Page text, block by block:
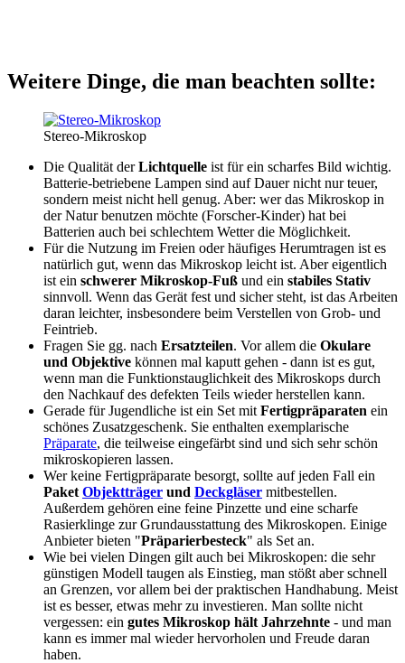
Weitere Dinge, die man beachten sollte:
Stereo-Mikroskop
Die Qualität derLichtquelle ist für ein scharfes Bild wichtig.
Batterie-betriebene Lampen sind auf Dauer nicht nur teuer,
sondern meist nicht hell genug. Aber: wer das Mikroskop in
der Natur benutzen möchte (Forscher-Kinder) hat bei
Batterien auch bei schlechtem Wetter die Möglichkeit.
Für die Nutzung im Freien oder häufiges Herumtragen ist es
natürlich gut, wenn das Mikroskop leicht ist. Aber eigentlich
ist ein schwerer Mikroskop-Fuß und ein stabiles Stativ
sinnvoll. Wenn das Gerät fest und sicher steht, ist das Arbeiten
daran leichter, insbesondere beim Verstellen von Grob- und
Feintrieb.
Fragen Sie gg. nach Ersatzteilen. Vor allem die Okulare
und Objektive können mal kaputt gehen - dann ist es gut,
wenn man die Funktionstauglichkeit des Mikroskops durch
den Nachkauf des defekten Teils wieder herstellen kann.
Gerade für Jugendliche ist ein Set mit Fertigpräparaten ein
schönes Zusatzgeschenk. Sie enthalten exemplarische
Präparate, die teilweise eingefärbt sind und sich sehr schön
mikroskopieren lassen.
Wer keine Fertigpräparate besorgt, sollte auf jeden Fall ein
Paket Objektträger und Deckgläser mitbestellen.
Außerdem gehören eine feine Pinzette und eine scharfe
Rasierklinge zur Grundausstattung des Mikroskopen. Einige
Anbieter bieten "Präparierbesteck" als Set an.
Wie bei vielen Dingen gilt auch bei Mikroskopen: die sehr
günstigen Modell taugen als Einstieg, man stößt aber schnell
an Grenzen, vor allem bei der praktischen Handhabung. Meist
ist es besser, etwas mehr zu investieren. Man sollte nicht
vergessen: ein gutes Mikroskop hält Jahrzehnte - und man
kann es immer mal wieder hervorholen und Freude daran
haben.